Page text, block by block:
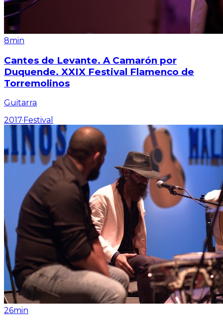
8min
Cantes de Levante. A Camarón por
Duquende. XXIX Festival Flamenco de
Torremolinos
Guitarra
2017· Festival
26min